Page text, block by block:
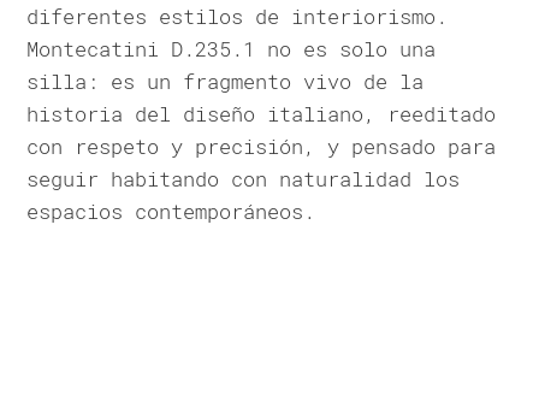
diferentes estilos de interiorismo.
Montecatini D.235.1 no es solo una
silla: es un fragmento vivo de la
historia del diseño italiano, reeditado
con respeto y precisión, y pensado para
seguir habitando con naturalidad los
espacios contemporáneos.